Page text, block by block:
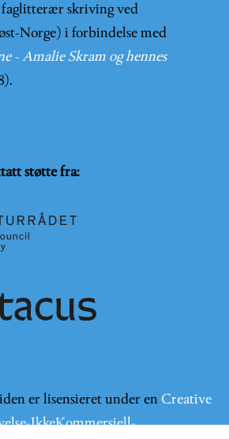
faglitterær skriving ved
Norge) i forbindelse med
- Amalie Skram og hennes
støtte fra:
er lisensieret under en Creative
IkkeKommersiell-